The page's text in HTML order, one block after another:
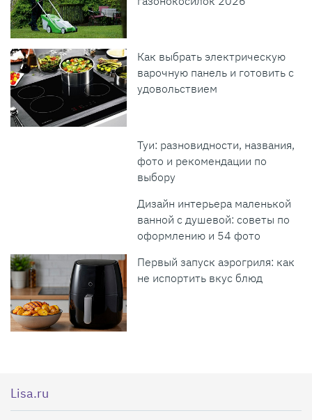
Как выбрать электрическую
варочную панель и готовить с
удовольствием
Туи: разновидности, названия,
фото и рекомендации по
выбору
Дизайн интерьера маленькой
ванной с душевой: советы по
оформлению и 54 фото
Первый запуск аэрогриля: как
не испортить вкус блюд
Lisa.ru